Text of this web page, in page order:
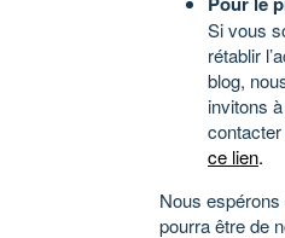
Si vous
rétablir
blog,
invitons
ce lien.
Nous
pourra être de